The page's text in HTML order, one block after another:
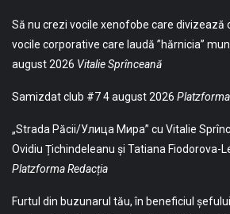
Să nu crezi vocile xenofobe care divizează
vocile corporative care laudă ”hărnicia”
august 2026 Vitalie Sprînceană
Samizdat club #74 august 2026
„Strada Păcii/Улица Мира” cu Vitalie
Ovidiu Țichindeleanu și Tatiana Fiodorova-
Platzforma Redacția
Furtul din buzunarul tău, în beneficiul